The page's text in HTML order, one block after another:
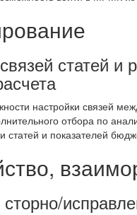
статей и
настройки связей
отбора по
статей и показателей